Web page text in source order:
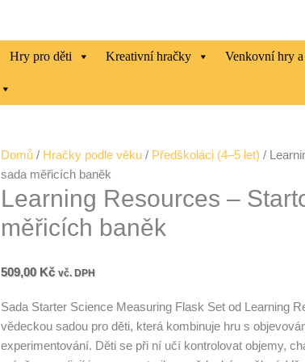
Hry pro děti Kreativní hračky Venkovní hry a
Domů / Hračky podle věku / Předškoláci (4–5 let) /
sada měřicích baněk
Learning Resources –
měřicích baněk
509,00 Kč vč. DPH
Sada Starter Science Measuring Flask Set od Learning
vědeckou sadou pro děti, která kombinuje hru s
experimentování. Děti se při ní učí kontrolovat objemy,
Learning
Resources
sada
baněk